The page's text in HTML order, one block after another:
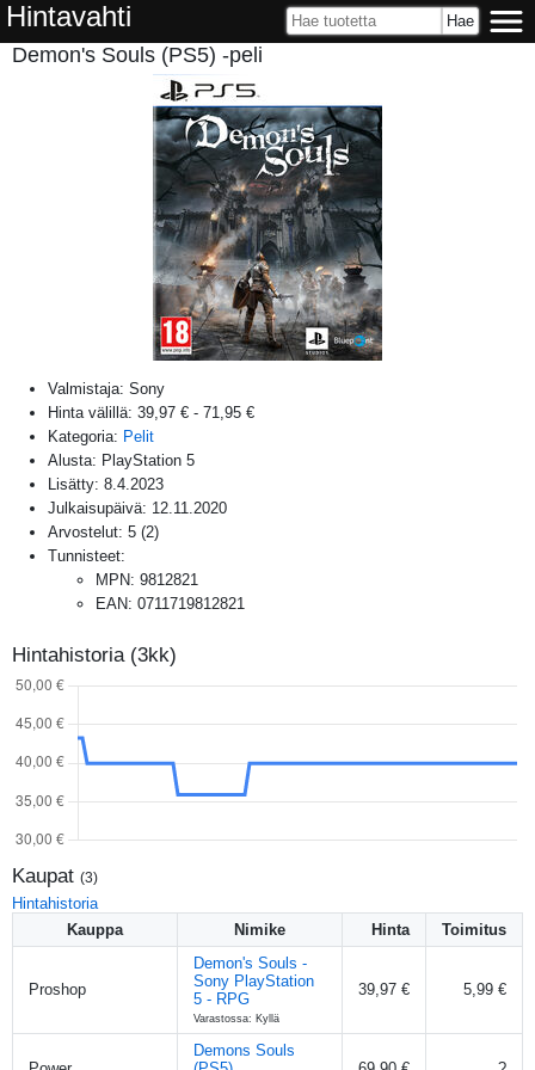
Hintavahti
Demon's Souls (PS5) -peli
Valmistaja: Sony
Hinta välillä: 39,97 € - 71,95 €
Kategoria: Pelit
Alusta: PlayStation 5
Lisätty: 8.4.2023
Julkaisupäivä: 12.11.2020
Arvostelut: 5 (2)
Tunnisteet:
MPN: 9812821
EAN: 0711719812821
Hintahistoria (3kk)
Kaupat (3)
Hintahistoria
Kauppa
Nimike Hinta Toimitus
Proshop
Demon's Souls -
Sony PlayStation
5 - RPG
Varastossa: Kyllä
39,97 € 5,99 €
Demons Souls